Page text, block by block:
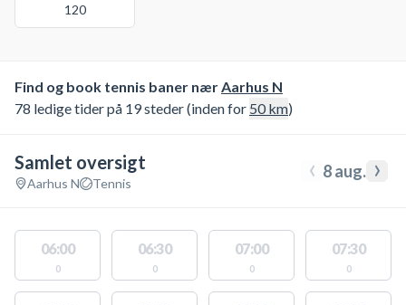
120
Find og book tennis baner nærAarhus N
78 ledige tider på 19 steder (inden for 50km)
Samlet oversigt
Aarhus N Tennis ‹ 8 aug. ›
06:00
0
06:30
0
07:00
0
07:30
0